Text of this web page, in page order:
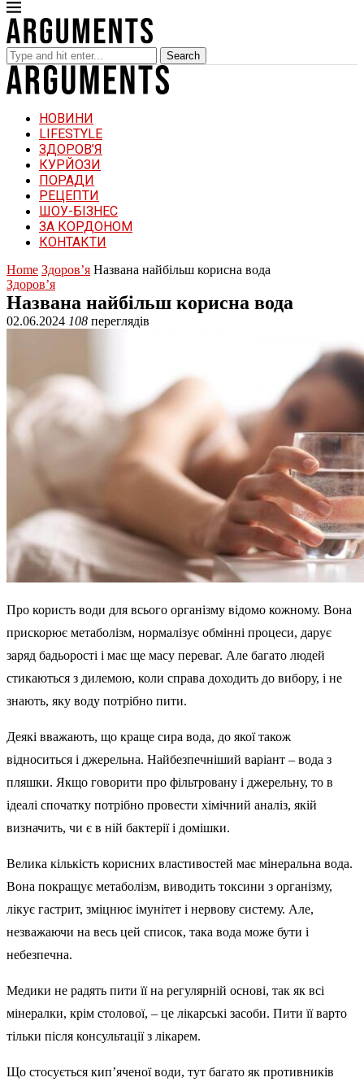
Search
НОВИНИ
LIFESTYLE
ЗДОРОВ’Я
КУРЙОЗИ
ПОРАДИ
РЕЦЕПТИ
ШОУ-БІЗНЕС
ЗА КОРДОНОМ
КОНТАКТИ
Home Здоров’я Названа найбільш корисна вода
Здоров’я
Названа найбільш корисна вода
02.06.2024 108 переглядів
Про користь води для всього організму відомо кожному. Вона
прискорює метаболізм, нормалізує обмінні процеси, дарує
заряд бадьорості і має ще масу переваг. Але багато людей
стикаються з дилемою, коли справа доходить до вибору, і не
знають, яку воду потрібно пити.
Деякі вважають, що краще сира вода, до якої також
відноситься і джерельна. Найбезпечніший варіант – вода з
пляшки. Якщо говорити про фільтровану і джерельну, то в
ідеалі спочатку потрібно провести хімічний аналіз, якій
визначить, чи є в ній бактерії і домішки.
Велика кількість корисних властивостей має мінеральна вода.
Вона покращує метаболізм, виводить токсини з організму,
лікує гастрит, зміцнює імунітет і нервову систему. Але,
незважаючи на весь цей список, така вода може бути і
небезпечна.
Медики не радять пити її на регулярній основі, так як всі
мінералки, крім столової, – це лікарські засоби. Пити її варто
тільки після консультації з лікарем.
Що стосується кип’яченої води, тут багато як противників